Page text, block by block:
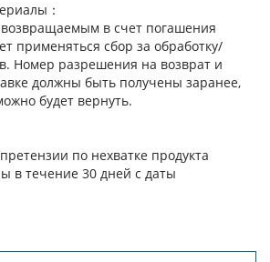
：
в счет погашения
применяться сбор за обработку/
Номер разрешения на возврат и
должны быть получены заранее,
будет вернуть.
по нехватке продукта
в течение 30 дней с даты